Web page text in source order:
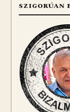
SZIGORÚAN